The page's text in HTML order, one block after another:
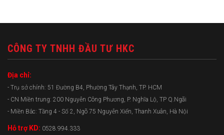
CÔNG TY TNHH ĐẦU TƯ HKC
Địa chỉ:
- Trụ sở chính: 51 Đường B4, Phường Tây Thạnh, TP. HCM
- CN Miền trung: 200 Nguyễn Công Phương, P. Nghĩa Lộ, TP Q.Ngãi
- Miền Bắc: Tầng 4 - Số 2, Ngõ 75 Nguyễn Xiển, Thanh Xuân, Hà Nội
Hỗ trợ KD: 0528.994.333